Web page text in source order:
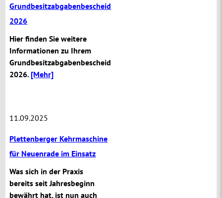
Grundbesitzabgabenbescheid
2026
Hier finden Sie weitere
Informationen zu Ihrem
Grundbesitzabgabenbescheid
2026. [Mehr]
11.09.2025
Plettenberger Kehrmaschine
für Neuenrade im Einsatz
Was sich in der Praxis
bereits seit Jahresbeginn
bewährt hat, ist nun auch